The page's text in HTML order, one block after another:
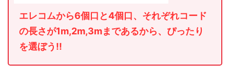
エレコムから6個口と4個口、それぞれコード
の長さが1m,2m,3mまであるから、ぴったり
を選ぼう!!